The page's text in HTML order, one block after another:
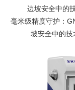
毫米级精度守护：
坡安全中的技